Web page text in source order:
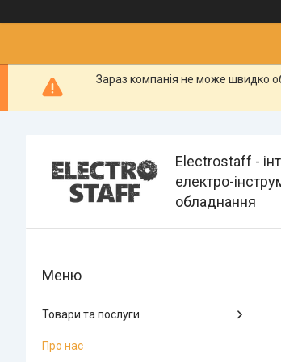
Зараз компанія не може швидко
Electrostaff -
електро-
обладнання
Товари та послуги
Про нас